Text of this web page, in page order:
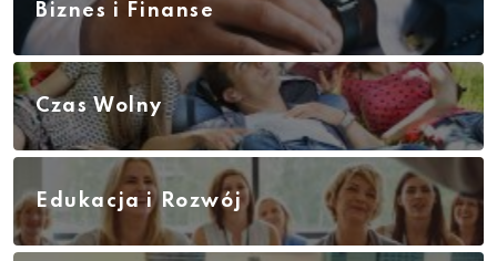
Biznes i Finanse
Czas Wolny
Edukacja i Rozwój